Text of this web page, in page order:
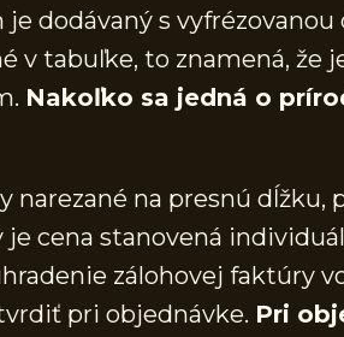
dodávaný s
v tabuľke, to znamená,
Nakoľko sa jedná o
narezané na presnú
cena stanovená
zálohovej faktúry
pri objednávke. Pri